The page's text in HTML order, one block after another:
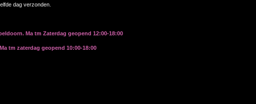
dag verzonden.
Ma tm Zaterdag geopend 12:00-18:00
tm zaterdag geopend 10:00-18:00